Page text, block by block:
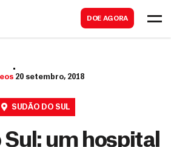
DOE AGORA
20 setembro, 2018
SUDÃO DO SUL
Sul: um hospital
a
r